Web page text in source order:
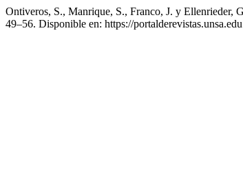
Ontiveros, S., Manrique, S., Franco, J. y Ellenrieder,
49–56. Disponible en: https://